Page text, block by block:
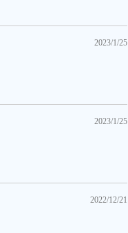
2023/1/25
2023/1/25
2022/12/21